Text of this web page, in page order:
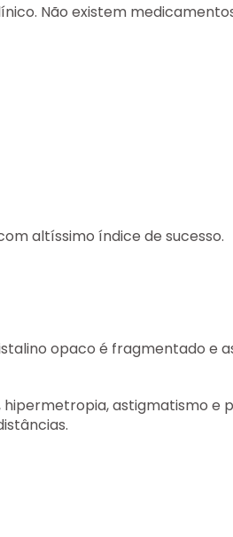
. Não existem
altíssimo índice de sucesso.
opaco é fragmentado e
astigmatismo e